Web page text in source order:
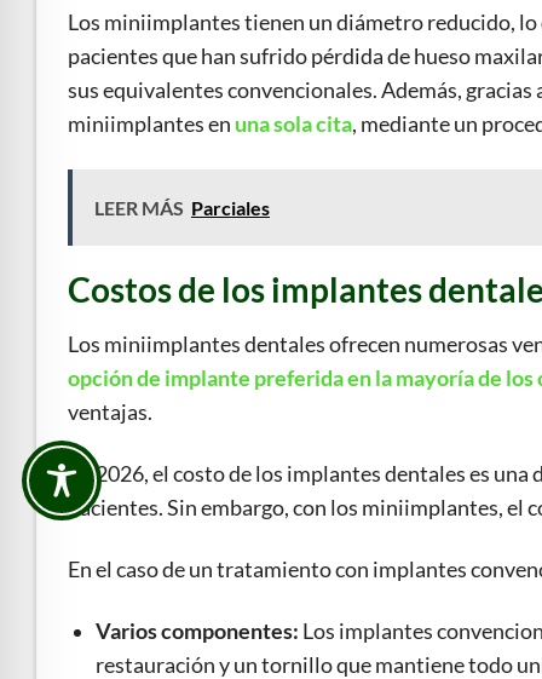
Los miniimplantes tienen un diámetro reducido, lo
pacientes que han sufrido pérdida de hueso
sus equivalentes convencionales. Además,
miniimplantes en una sola cita, mediante un
LEER MÁS Parciales
Costos de los implantes
Los miniimplantes dentales ofrecen numerosas
opción de implante preferida en la mayoría de los
ventajas.
En 2026, el costo de los implantes dentales es
pacientes. Sin embargo, con los miniimplantes, el
En el caso de un tratamiento con implantes
Varios componentes: Los implantes
restauración y un tornillo que mantiene todo